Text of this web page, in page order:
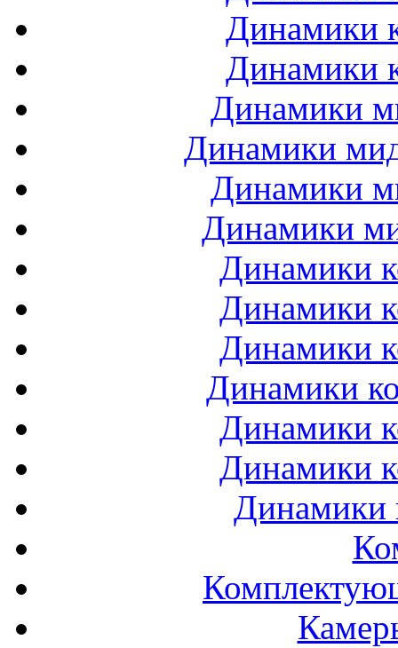
Динамики
Динамики
Динамики
Динамики
Динамики
Динамики
Динамики
Динамики
Динамики
Динамики
Динамики
Динамики
Динамики